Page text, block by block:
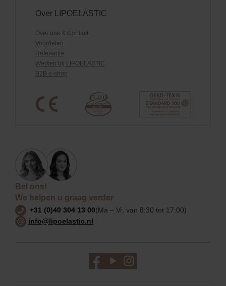
Over LIPOELASTIC
Over ons & Contact
Voordelen
Referentie
Werken bij LIPOELASTIC
B2B e-shop
Bel ons!
We helpen u graag verder
+31 (0)40 304 13 00(Ma – Vr, van 8:30 tot 17:00)
info@lipoelastic.nl